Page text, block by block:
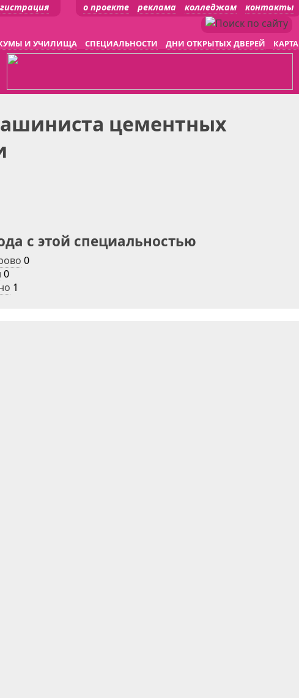
о проекте реклама колледжам контакты
И УЧИЛИЩА СПЕЦИАЛЬНОСТИ ДНИ ОТКРЫТЫХ ДВЕРЕЙ КАРТА
цементных
с этой специальностью
0
0
1